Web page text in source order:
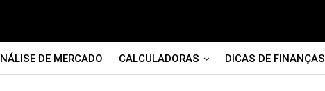
DE MERCADO CALCULADORAS DICAS DE FINANÇAS